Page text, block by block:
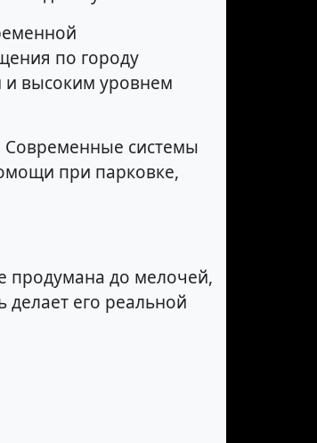
по городу
и высоким уровнем
Современные системы
при парковке,
продумана до мелочей,
делает его реальной